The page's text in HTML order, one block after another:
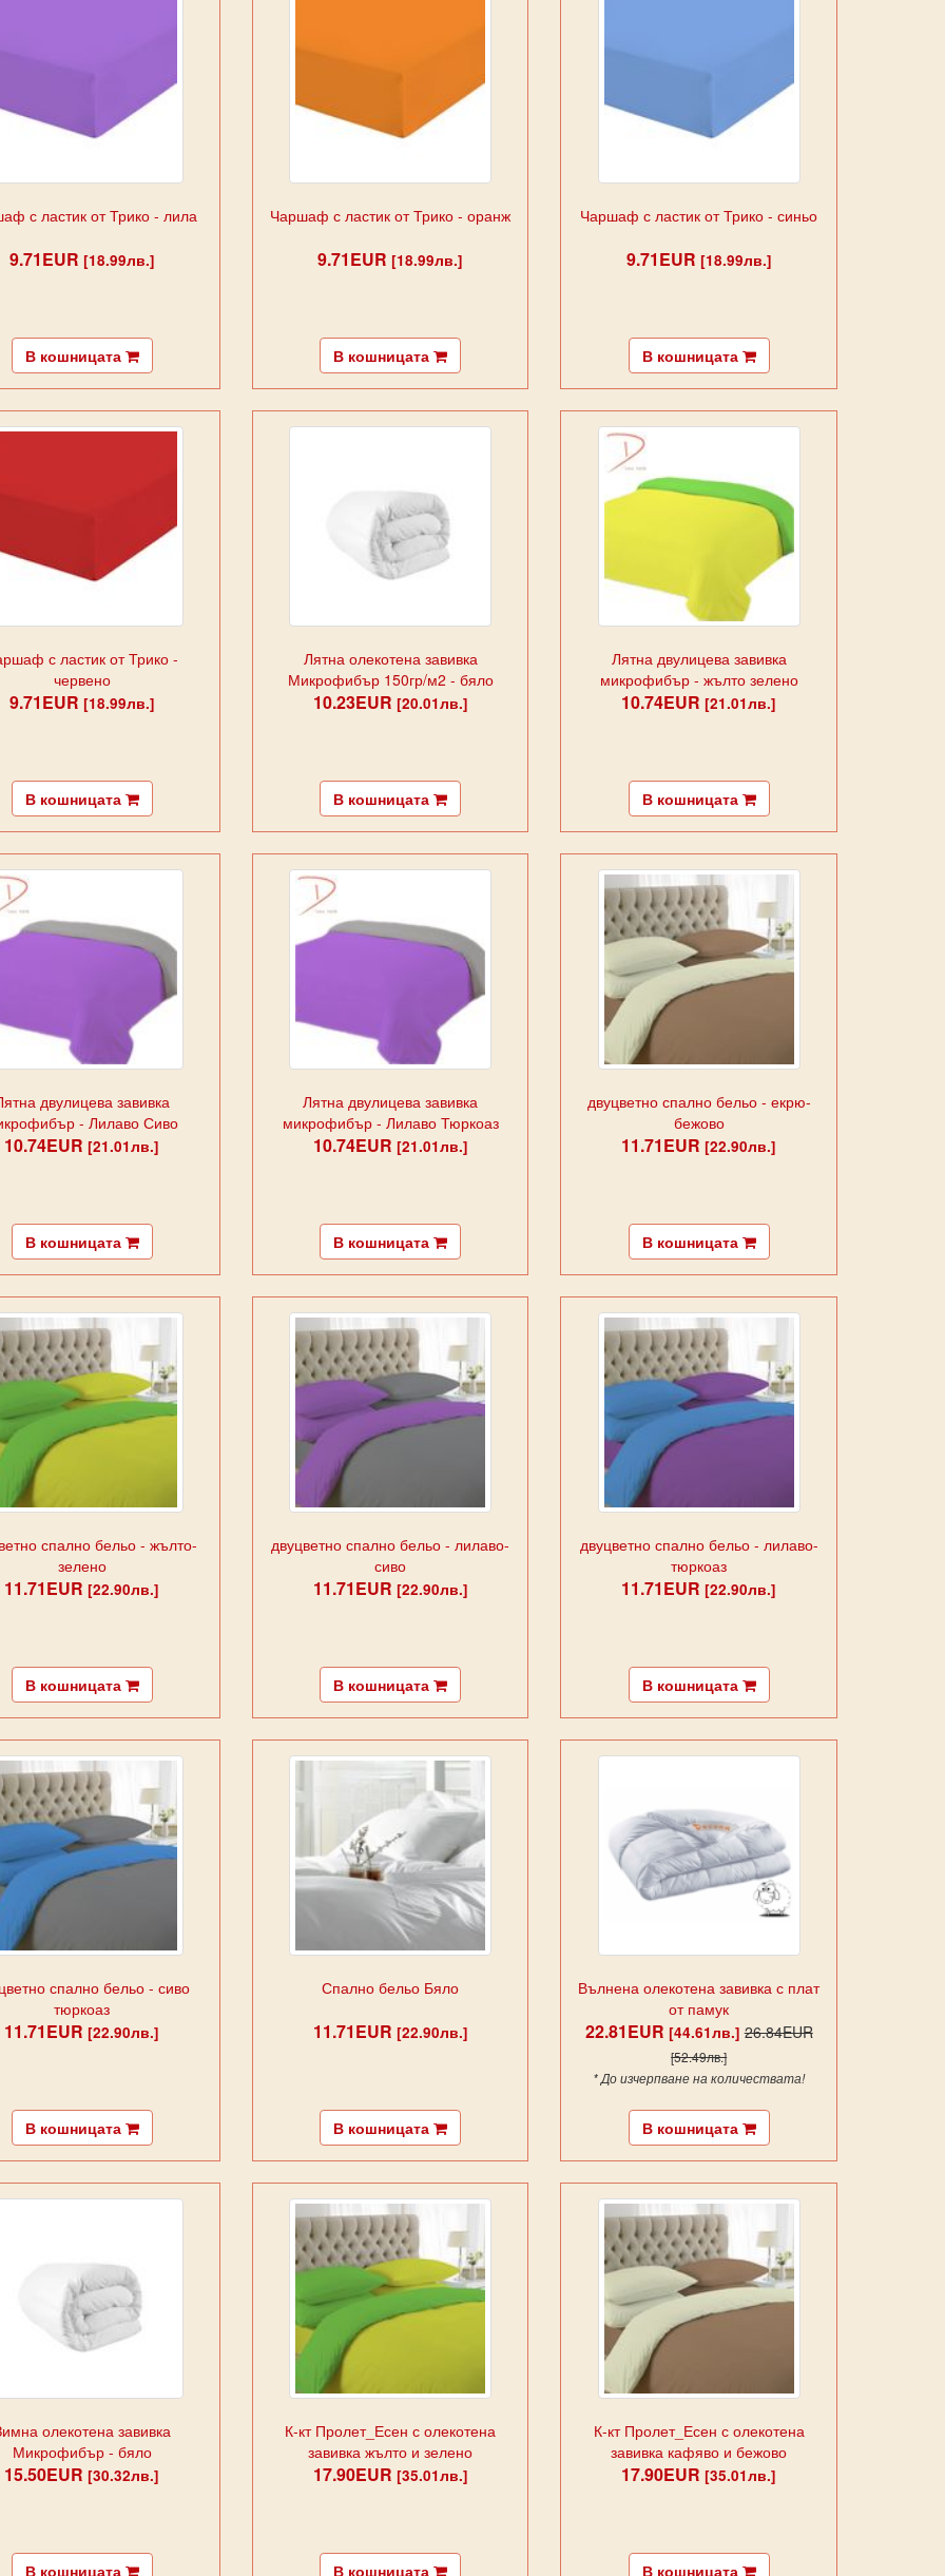
с ластик от Трико - лила
9.71EUR [18.99лв.]
В кошницата
Чаршаф с ластик от Трико - оранж
9.71EUR[18.99лв.]
В кошницата
Чаршаф с ластик от Трико - синьо
9.71EUR [18.99лв.]
В кошницата
с ластик от Трико -
червено
9.71EUR [18.99лв.]
В кошницата
Лятна олекотена завивка
Микрофибър 150гр/м2 - бяло
10.23EUR [20.01лв.]
В кошницата
Лятна двулицева завивка
микрофибър - жълто зелено
10.74EUR[21.01лв.]
В кошницата
двулицева завивка
- Лилаво Сиво
10.74EUR[21.01лв.]
В кошницата
Лятна двулицева завивка
микрофибър - Лилаво Тюркоаз
10.74EUR [21.01лв.]
В кошницата
двуцветно спално бельо - екрю-
бежово
11.71EUR[22.90лв.]
В кошницата
спално бельо - жълто-
зелено
11.71EUR[22.90лв.]
В кошницата
двуцветно спално бельо - лилаво-
сиво
11.71EUR [22.90лв.]
В кошницата
двуцветно спално бельо - лилаво-
тюркоаз
11.71EUR[22.90лв.]
В кошницата
спално бельо - сиво
тюркоаз
11.71EUR[22.90лв.]
В кошницата
Спално бельо Бяло
11.71EUR [22.90лв.]
В кошницата
Вълнена олекотена завивка с плат
от памук
22.81EUR [44.61лв.] 26.84EUR
[52.49лв.]
* До изчерпване на количествата!
В кошницата
олекотена завивка
Микрофибър - бяло
15.50EUR[30.32лв.]
В кошницата
К-кт Пролет_Есен с олекотена
завивка жълто и зелено
17.90EUR [35.01лв.]
В кошницата
К-кт Пролет_Есен с олекотена
завивка кафяво и бежово
17.90EUR[35.01лв.]
В кошницата